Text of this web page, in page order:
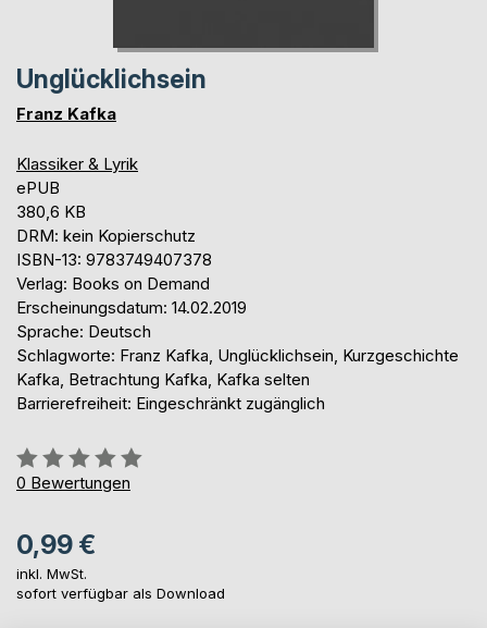
Unglücklichsein
Franz Kafka
Klassiker & Lyrik
ePUB
380,6 KB
DRM: kein Kopierschutz
ISBN-13: 9783749407378
Verlag: Books on Demand
Erscheinungsdatum: 14.02.2019
Sprache: Deutsch
Schlagworte: Franz Kafka, Unglücklichsein, Kurzgeschichte
Kafka, Betrachtung Kafka, Kafka selten
Barrierefreiheit: Eingeschränkt zugänglich
Bewertung::
0%
0 Bewertungen
0,99 €
inkl. MwSt.
sofort verfügbar als Download